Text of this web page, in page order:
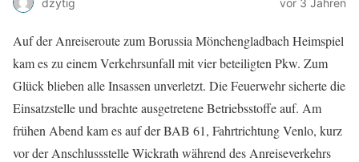
Auf der Anreiseroute zum Borussia Mönchengladbach Heimspiel
kam es zu einem Verkehrsunfall mit vier beteiligten Pkw. Zum
Glück blieben alle Insassen unverletzt. Die Feuerwehr sicherte die
Einsatzstelle und brachte ausgetretene Betriebsstoffe auf. Am
frühen Abend kam es auf der BAB 61, Fahrtrichtung Venlo, kurz
vor der Anschlussstelle Wickrath während des Anreiseverkehrs